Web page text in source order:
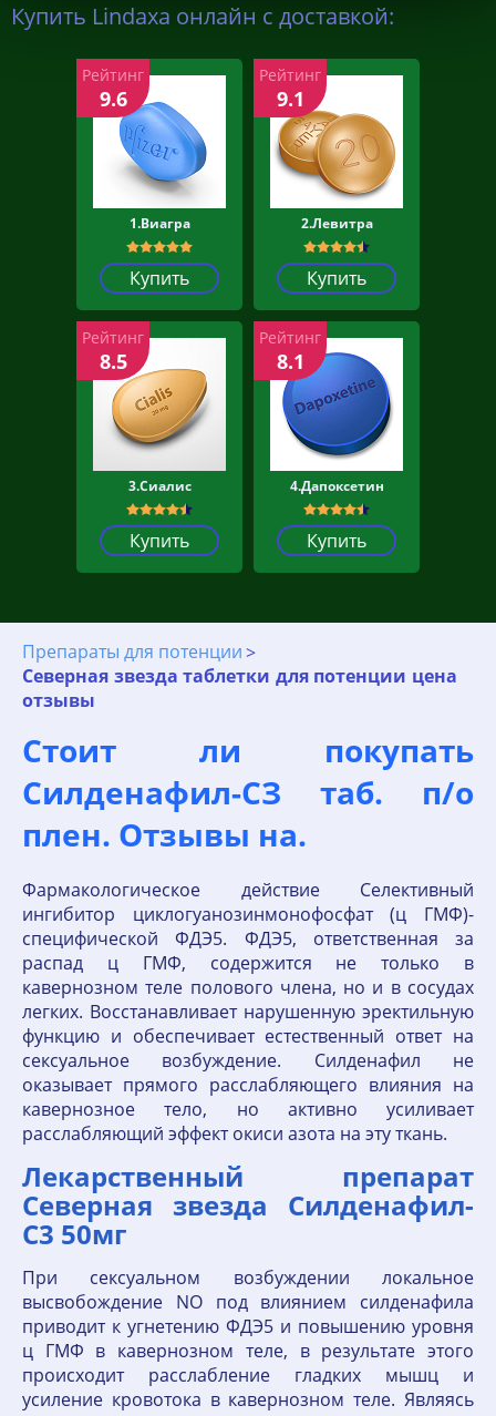
Купить Lindaxa онлайн с доставкой:
1.Виагра
Купить
Рейтинг
9.6
2.Левитра
Купить
Рейтинг
9.1
3.Сиалис
Купить
Рейтинг
8.5
4.Дапоксетин
Купить
Рейтинг
8.1
Препараты для потенции
Северная звезда таблетки для потенции цена
отзывы
Стоит ли покупать
Силденафил-СЗ таб. п/о
плен. Отзывы на.
Фармакологическое действие Селективный
ингибитор циклогуанозинмонофосфат (ц ГМФ)-
специфической ФДЭ5. ФДЭ5, ответственная за
распад ц ГМФ, содержится не только в
кавернозном теле полового члена, но и в сосудах
легких. Восстанавливает нарушенную эректильную
функцию и обеспечивает естественный ответ на
сексуальное возбуждение. Силденафил не
оказывает прямого расслабляющего влияния на
кавернозное тело, но активно усиливает
расслабляющий эффект окиси азота на эту ткань.
Лекарственный препарат
Северная звезда Силденафил-
С3 50мг
При сексуальном возбуждении локальное
высвобождение NO под влиянием силденафила
приводит к угнетению ФДЭ5 и повышению уровня
ц ГМФ в кавернозном теле, в результате этого
происходит расслабление гладких мышц и
усиление кровотока в кавернозном теле. Являясь